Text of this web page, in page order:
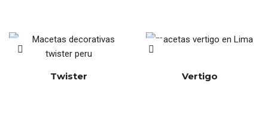
Twister Vertigo